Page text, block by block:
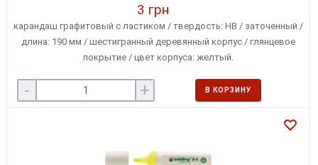
3 грн
карандаш графитовый с ластиком / твердость: HB / заточенный /
длина: 190 мм / шестигранный деревянный корпус / глянцевое
покрытие / цвет корпуса: желтый.
- + В КОРЗИНУ